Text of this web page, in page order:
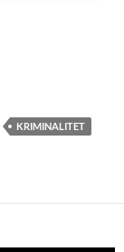
KRIMINALITET